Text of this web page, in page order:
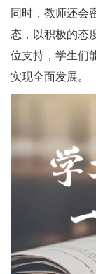
同时，教师还会
态，以积极的态
位支持，学生们
实现全面发展。